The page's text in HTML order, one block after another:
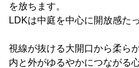
を放ちます。
LDKは中庭を中心に開放感た
視線が抜ける大開口から柔ら
内と外がゆるやかにつながる